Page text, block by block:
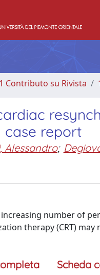
1 Contributo su Rivista
case report
Alessandro;
number of
therapy (CRT)
Scheda